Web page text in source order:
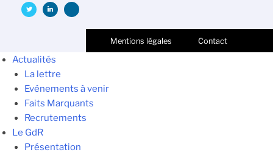
Mentions légales Contact
Actualités
La lettre
Evénements à venir
Faits Marquants
Recrutements
Le GdR
Présentation